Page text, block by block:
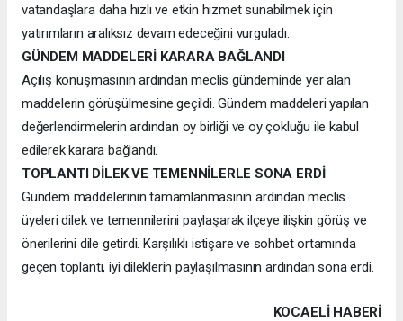
vatandaşlara daha hızlı ve etkin hizmet sunabilmek için
yatırımların aralıksız devam edeceğini vurguladı.
GÜNDEM MADDELERİ KARARA BAĞLANDI
Açılış konuşmasının ardından meclis gündeminde yer alan
maddelerin görüşülmesine geçildi. Gündem maddeleri yapılan
değerlendirmelerin ardından oy birliği ve oy çokluğu ile kabul
edilerek karara bağlandı.
TOPLANTI DİLEK VE TEMENNİLERLE SONA ERDİ
Gündem maddelerinin tamamlanmasının ardından meclis
üyeleri dilek ve temennilerini paylaşarak ilçeye ilişkin görüş ve
önerilerini dile getirdi. Karşılıklı istişare ve sohbet ortamında
geçen toplantı, iyi dileklerin paylaşılmasının ardından sona erdi.
KOCAELI HABERİ